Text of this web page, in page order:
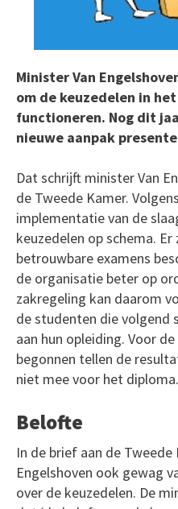
Minister Van
om de keuzedelen in
functioneren. Nog dit
nieuwe aanpak
Dat schrijft minister Van
de Tweede Kamer.
implementatie van de
keuzedelen op schema.
betrouwbare examens
de organisatie beter op
zakregeling kan daarom
de studenten die volgend
aan hun opleiding. Voor
begonnen tellen de
niet mee voor het diploma.
Belofte
In de brief aan de
Engelshoven ook gewag
over de keuzedelen. De